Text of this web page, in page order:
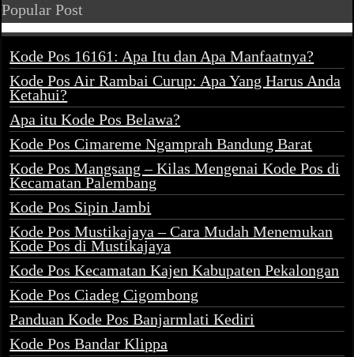
Popular Post
Kode Pos 16161: Apa Itu dan Apa Manfaatnya?
Kode Pos Air Rambai Curup: Apa Yang Harus Anda
Ketahui?
Apa itu Kode Pos Belawa?
Kode Pos Cimareme Ngamprah Bandung Barat
Kode Pos Mangsang – Kilas Mengenai Kode Pos di
Kecamatan Palembang
Kode Pos Sipin Jambi
Kode Pos Mustikajaya – Cara Mudah Menemukan
Kode Pos di Mustikajaya
Kode Pos Kecamatan Kajen Kabupaten Pekalongan
Kode Pos Ciadeg Cigombong
Panduan Kode Pos Banjarmlati Kediri
Kode Pos Bandar Klippa